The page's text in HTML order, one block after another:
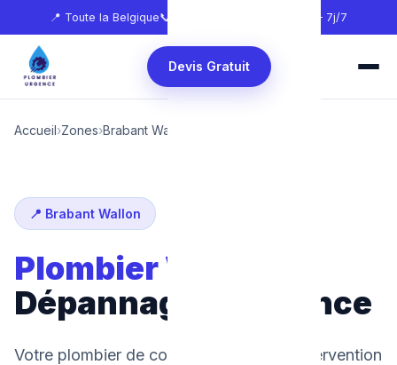
📍 Toute la Belgique📞 🕐 24h/24 — 7j/7
Devis Gratuit
Accueil›Zones›Brabant Wallon
📍 Brabant Wallon
Plombier Wavre
Dépannage d'urgence
Votre plombier de confiance à Wavre. Intervention